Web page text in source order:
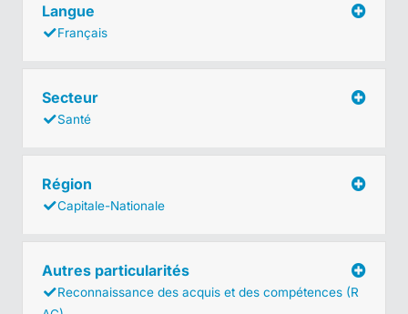
Langue
Français
Secteur
Santé
Région
Capitale-Nationale
Autres particularités
Reconnaissance des acquis et des compétences (R